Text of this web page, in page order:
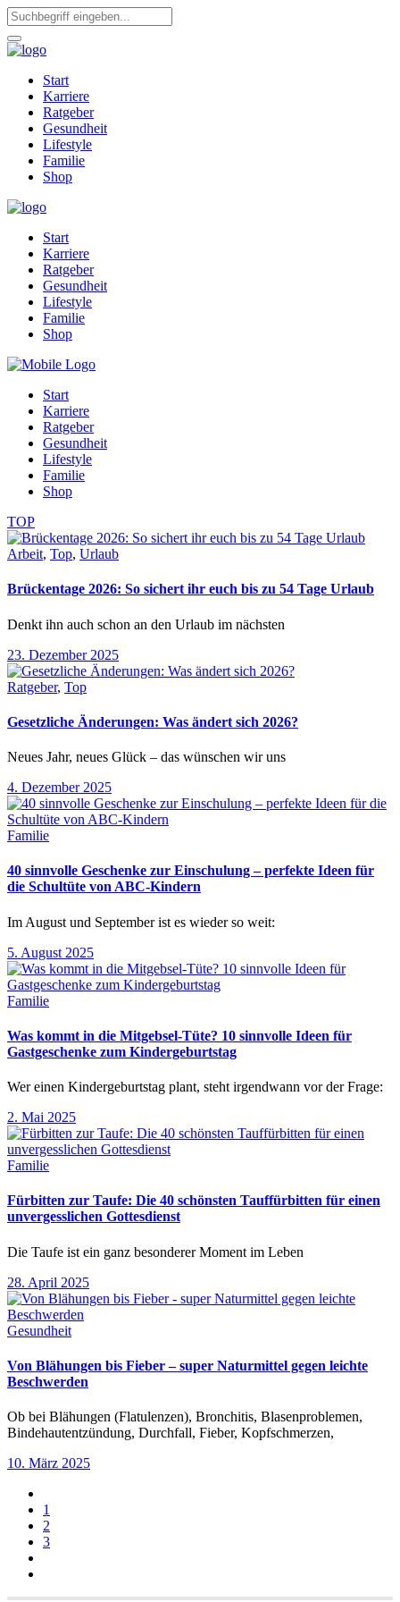
Start
Karriere
Ratgeber
Gesundheit
Lifestyle
Familie
Shop
Start
Karriere
Ratgeber
Gesundheit
Lifestyle
Familie
Shop
Start
Karriere
Ratgeber
Gesundheit
Lifestyle
Familie
Shop
TOP
Arbeit, Top, Urlaub
Brückentage 2026: So sichert ihr euch bis zu 54 Tage Urlaub
Denkt ihn auch schon an den Urlaub im nächsten
23. Dezember 2025
Ratgeber, Top
Gesetzliche Änderungen: Was ändert sich 2026?
Neues Jahr, neues Glück – das wünschen wir uns
4. Dezember 2025
Familie
40 sinnvolle Geschenke zur Einschulung – perfekte Ideen für
die Schultüte von ABC-Kindern
Im August und September ist es wieder so weit:
5. August 2025
Familie
Was kommt in die Mitgebsel-Tüte? 10 sinnvolle Ideen für
Gastgeschenke zum Kindergeburtstag
Wer einen Kindergeburtstag plant, steht irgendwann vor der Frage:
2. Mai 2025
Familie
Fürbitten zur Taufe: Die 40 schönsten Tauffürbitten für einen
unvergesslichen Gottesdienst
Die Taufe ist ein ganz besonderer Moment im Leben
28. April 2025
Gesundheit
Von Blähungen bis Fieber – super Naturmittel gegen leichte
Beschwerden
Ob bei Blähungen (Flatulenzen), Bronchitis, Blasenproblemen,
Bindehautentzündung, Durchfall, Fieber, Kopfschmerzen,
10. März 2025
1
2
3